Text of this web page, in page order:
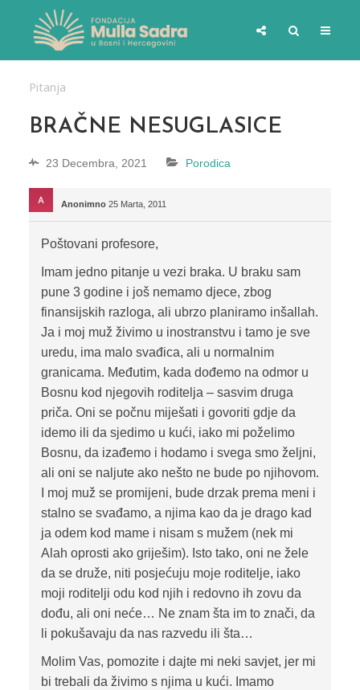
Pitanja
BRAČNE NESUGLASICE
23 Decembra, 2021 Porodica
Anonimno 25 Marta, 2011
Poštovani profesore,
Imam jedno pitanje u vezi braka. U braku sam
pune 3 godine i još nemamo djece, zbog
finansijskih razloga, ali ubrzo planiramo inšallah.
Ja i moj muž živimo u inostranstvu i tamo je sve
uredu, ima malo svađica, ali u normalnim
granicama. Međutim, kada dođemo na odmor u
Bosnu kod njegovih roditelja – sasvim druga
priča. Oni se počnu miješati i govoriti gdje da
idemo ili da sjedimo u kući, iako mi poželimo
Bosnu, da izađemo i hodamo i svega smo željni,
ali oni se naljute ako nešto ne bude po njihovom.
I moj muž se promijeni, bude drzak prema meni i
stalno se svađamo, a njima kao da je drago kad
ja odem kod mame i nisam s mužem (nek mi
Alah oprosti ako griješim). Isto tako, oni ne žele
da se druže, niti posjećuju moje roditelje, iako
moji roditelji odu kod njih i redovno ih zovu da
dođu, ali oni neće… Ne znam šta im to znači, da
li pokušavaju da nas razvedu ili šta…
Molim Vas, pomozite i dajte mi neki savjet, jer mi
bi trebali da živimo s njima u kući. Imamo